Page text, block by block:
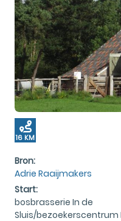
16 KM
Bron:
Adrie Raaijmakers
Start:
bosbrasserie In de
Sluis/bezoekerscentrum